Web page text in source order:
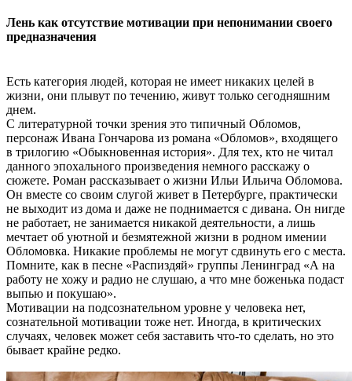
Лень как отсутствие мотивации при непонимании своего
предназначения
Есть категория людей, которая не имеет никаких целей в
жизни, они плывут по течению, живут только сегодняшним
днем.
С литературной точки зрения это типичный Обломов,
персонаж Ивана Гончарова из романа «Обломов», входящего
в трилогию «Обыкновенная история». Для тех, кто не читал
данного эпохального произведения немного расскажу о
сюжете. Роман рассказывает о жизни Ильи Ильича Обломова.
Он вместе со своим слугой живет в Петербурге, практически
не выходит из дома и даже не поднимается с дивана. Он нигде
не работает, не занимается никакой деятельности, а лишь
мечтает об уютной и безмятежной жизни в родном имении
Обломовка. Никакие проблемы не могут сдвинуть его с места.
Помните, как в песне «Распиздяй» группы Ленинград «А на
работу не хожу и радио не слушаю, а что мне боженька подаст
выпью и покушаю».
Мотивации на подсознательном уровне у человека нет,
сознательной мотивации тоже нет. Иногда, в критических
случаях, человек может себя заставить что-то сделать, но это
бывает крайне редко.